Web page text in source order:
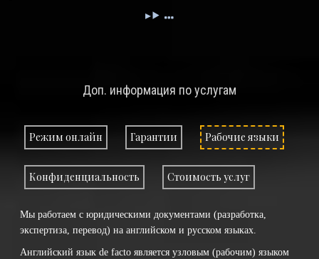
Доп. информация по услугам
Режим онлайн Гарантии Рабочие языки
Конфиденциальность Стоимость услуг
Мы работаем с юридическими документами (разработка,
экспертиза, перевод) на английском и русском языках.
Английский язык de facto является узловым (рабочим) языком